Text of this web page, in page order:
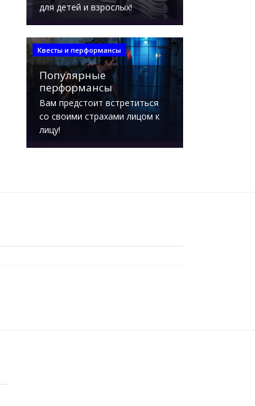
для детей и взрослых!
Квесты и перформансы
Популярные
перформансы
Вам предстоит встретиться
со своими страхами лицом к
лицу!